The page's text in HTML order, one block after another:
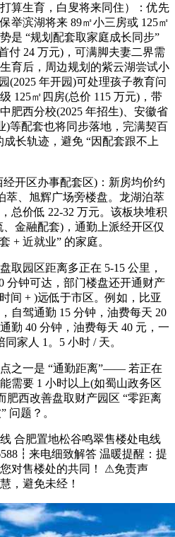
生育，白叟将来同住）：优先
举滨湖将来 89㎡小三房或 125㎡
是 “规划配套取家庭成长同步”
24 万元)，可满脚夫妻二界需
育后，周边规划的紫云湖尝试小
(2025 年开园)可处理孩子教育问
125㎡四房(总价 115 万元)，带
肥西分校(2025 年招生)、安徽省
)等配套也将同步落地，完满契百
长轨迹，避免 “因配套跟不上
开区办事配套区)：新房均价约
萃、旭辉广场旁楼盘。龙湖泊萃
总价低 22-32 万元。该板块堆积
金融配套)，通勤上派经开区仅
+ 近就业” 的家庭。
园区距离多正在 5-15 公里，
分钟可达，部门楼盘还开通财产
间 + )远低于市区。例如，比亚
自驾通勤 15 分钟，油费每天 20
勤 40 分钟，油费每天 40 元，一
家人 1。5 小时 / 天。
之一是 “通勤距离”—— 若正在
需要 1 小时以上(如蜀山政务区
肥西改善盘取财产园区 “零距离
问题？。
合肥置地松谷鸣翠售楼处电线
来电细致解答 温暖提醒：提
对售楼处的共同！ ⚠免责声
，避免未经！